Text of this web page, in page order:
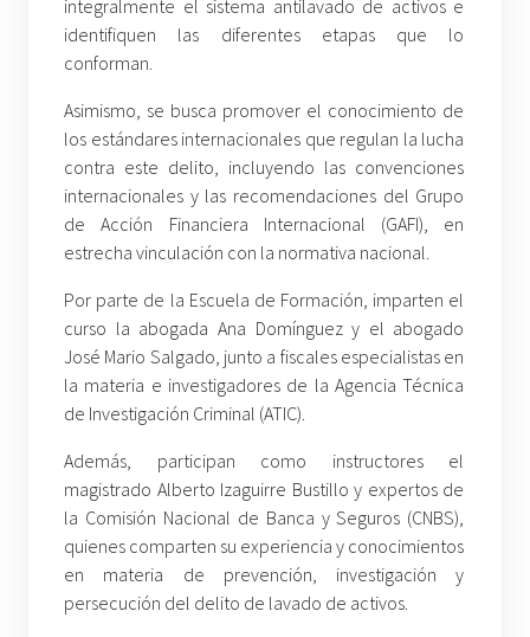
integralmente el sistema antilavado de activos e
identifiquen las diferentes etapas que lo
conforman.
Asimismo, se busca promover el conocimiento de
los estándares internacionales que regulan la lucha
contra este delito, incluyendo las convenciones
internacionales y las recomendaciones del Grupo
de Acción Financiera Internacional (GAFI), en
estrecha vinculación con la normativa nacional.
Por parte de la Escuela de Formación, imparten el
curso la abogada Ana Domínguez y el abogado
José Mario Salgado, junto a fiscales especialistas en
la materia e investigadores de la Agencia Técnica
de Investigación Criminal (ATIC).
Además, participan como instructores el
magistrado Alberto Izaguirre Bustillo y expertos de
la Comisión Nacional de Banca y Seguros (CNBS),
quienes comparten su experiencia y conocimientos
en materia de prevención, investigación y
persecución del delito de lavado de activos.